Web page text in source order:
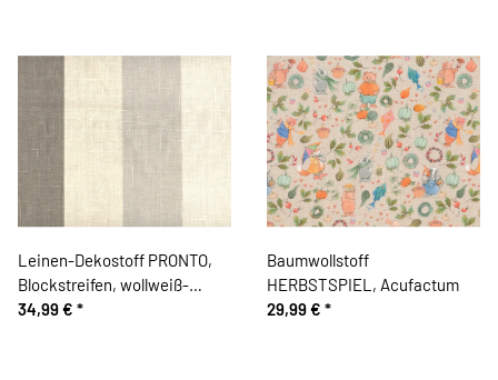
Leinen-Dekostoff PRONTO,
Blockstreifen, wollweiß-
steingrau
34,99 € *
Baumwollstoff
HERBSTSPIEL, Acufactum
29,99 € *